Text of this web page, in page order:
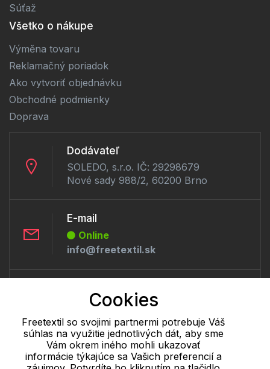
Súťaž
Všetko o nákupe
Výměna tovaru
Reklamačný poriadok
Ako vytvoriť objednávku
Obchodné podmienky
Doprava
Dodávateľ
SOLEDO, s.r.o. IČ: 29298679
Nové sady 988/2, 60200 Brno
E-mail
Online
info@freetextil.sk
Offline
+421 277 270 056
Cookie - podrobné nastavenie| Ďalšie informácie|Spracovanie
Cookies
Freetextil so svojimi partnermi potrebuje Váš
súhlas na využitie jednotlivých dát, aby sme
Vám okrem iného mohli ukazovať
informácie týkajúce sa Vašich preferencií a